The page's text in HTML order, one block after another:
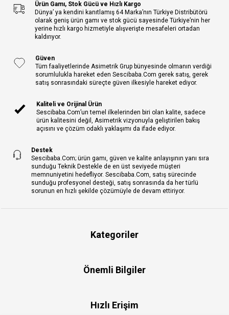
Ürün Gamı, Stok Gücü ve Hızlı Kargo
Dünya’ ya kendini kanıtlamış 64 Marka’nın Türkiye Distribütörü
olarak geniş ürün gamı ve stok gücü sayesinde Türkiye’nin her
yerine hızlı kargo hizmetiyle alışverişte mesafeleri ortadan
kaldırıyor.
Güven
Tüm faaliyetlerinde Asimetrik Grup bünyesinde olmanın verdiği
sorumlulukla hareket eden Sescibaba.Com gerek satış, gerek
satış sonrasındaki süreçte güven ilkesiyle hareket ediyor.
Kaliteli ve Orijinal Ürün
Sescibaba.Com’un temel ilkelerinden biri olan kalite, sadece
ürün kalitesini değil, Asimetrik vizyonuyla geliştirilen bakış
açısını ve çözüm odaklı yaklaşımı da ifade ediyor.
Destek
Sescibaba.Com; ürün gamı, güven ve kalite anlayışının yanı sıra
sunduğu Teknik Destekle de en üst seviyede müşteri
memnuniyetini hedefliyor. Sescibaba.Com, satış sürecinde
sunduğu profesyonel desteği, satış sonrasında da her türlü
sorunun en hızlı şekilde çözümüyle de devam ettiriyor.
Kategoriler
Önemli Bilgiler
Hızlı Erişim